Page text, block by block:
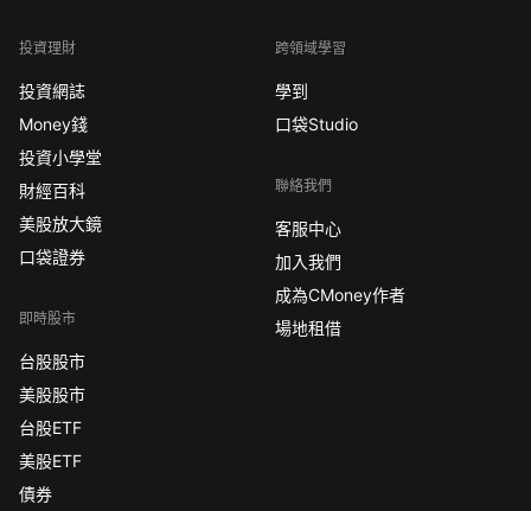
投資理財
投資網誌
Money錢
投資小學堂
財經百科
美股放大鏡
口袋證券
即時股市
台股股市
美股股市
台股ETF
美股ETF
債券
跨領域學習
學到
口袋Studio
聯絡我們
客服中心
加入我們
成為CMoney作者
場地租借